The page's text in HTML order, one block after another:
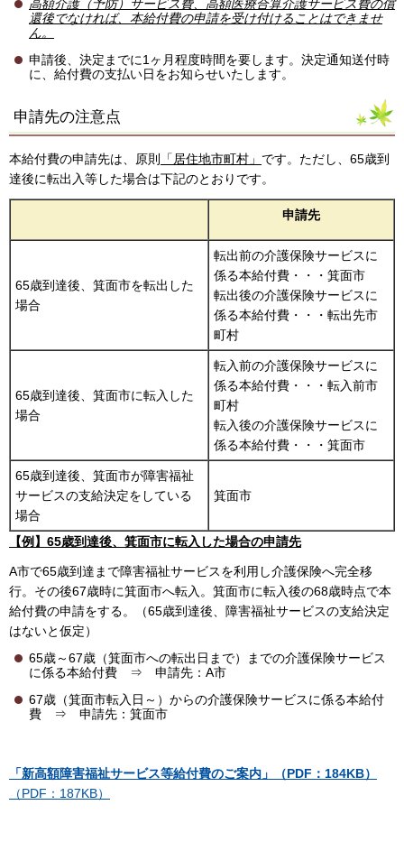
高額介護（予防）サービス費、高額医療合算介護サービス費の償
還後でなければ、本給付費の申請を受け付けることはできませ
ん。
申請後、決定までに1ヶ月程度時間を要します。決定通知送付時
に、給付費の支払い日をお知らせいたします。
申請先の注意点
本給付費の申請先は、原則 「居住地市町村」 です。ただし、65歳到
達後に転出入等した場合は下記のとおりです。
申請先
65歳到達後、箕面市を転出した
場合
転出前の介護保険サービスに
係る本給付費・・・箕面市
転出後の介護保険サービスに
係る本給付費・・・転出先市
町村
65歳到達後、箕面市に転入した
場合
転入前の介護保険サービスに
係る本給付費・・・転入前市
町村
転入後の介護保険サービスに
係る本給付費・・・箕面市
65歳到達後、箕面市が障害福祉
サービスの支給決定をしている
場合
箕面市
【例】65歳到達後、箕面市に転入した場合の申請先
A市で65歳到達まで障害福祉サービスを利用し介護保険へ完全移
行。その後67歳時に箕面市へ転入。箕面市に転入後の68歳時点で本
給付費の申請をする。（65歳到達後、障害福祉サービスの支給決定
はないと仮定）
65歳～67歳（箕面市への転出日まで）までの介護保険サービス
に係る本給付費 ⇒ 申請先：A市
67歳（箕面市転入日～）からの介護保険サービスに係る本給付
費 ⇒ 申請先：箕面市
「新高額障害福祉サービス等給付費のご案内」（PDF：184KB）
（PDF：187KB）